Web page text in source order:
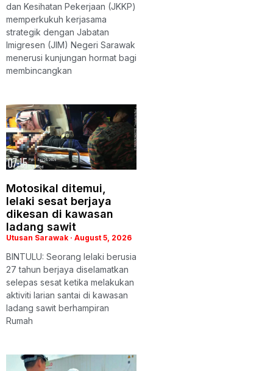
dan Kesihatan Pekerjaan (JKKP)
memperkukuh kerjasama
strategik dengan Jabatan
Imigresen (JIM) Negeri Sarawak
menerusi kunjungan hormat bagi
membincangkan
Motosikal ditemui,
lelaki sesat berjaya
dikesan di kawasan
ladang sawit
Utusan Sarawak August 5, 2026
BINTULU: Seorang lelaki berusia
27 tahun berjaya diselamatkan
selepas sesat ketika melakukan
aktiviti larian santai di kawasan
ladang sawit berhampiran
Rumah